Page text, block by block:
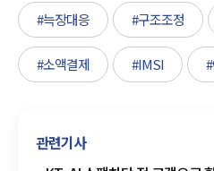
#늑장대응 #구조조정
#소액결제 #IMSI
관련기사